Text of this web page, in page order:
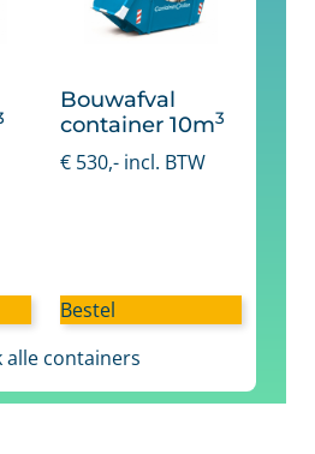
Bouwafval
container 10m3
€ 530,- incl. BTW
Bestel
alle containers